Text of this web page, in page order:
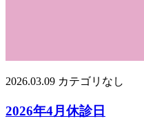
2026.03.09 カテゴリなし
2026年4月休診日